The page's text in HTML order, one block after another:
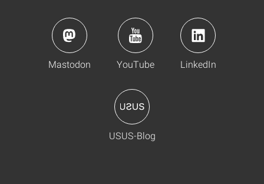
Mastodon YouTube LinkedIn
USUS-Blog